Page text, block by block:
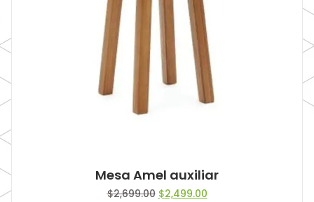
Mesa Amel auxiliar
$2,699.00 Original
$2,499.00Current